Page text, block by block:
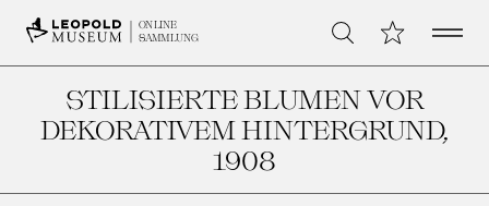
ONLINE
SAMMLUNG
Suche Meine Open
STILISIERTE BLUMEN VOR
DEKORATIVEM HINTERGRUND,
1908